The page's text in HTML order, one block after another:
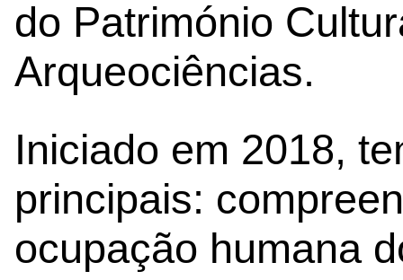
do Património
Arqueociências.
Iniciado em 2018,
principais:
ocupação humana